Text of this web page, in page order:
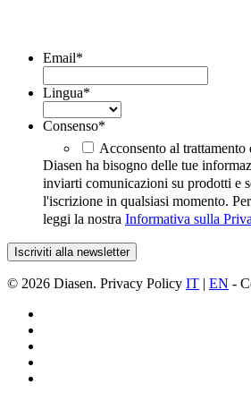
Email*
Lingua*
Consenso*
Acconsento al trattamento
Diasen ha bisogno delle tue
inviarti comunicazioni su prodotti e
l'iscrizione in qualsiasi momento.
leggi la nostra Informativa sulla
© 2026 Diasen. Privacy Policy IT | EN -